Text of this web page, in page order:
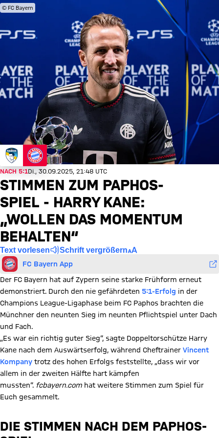
© FC Bayern
NACH 5:1Di., 30.09.2025, 21:48 UTC
STIMMEN ZUM PAPHOS-
SPIEL - HARRY KANE:
„WOLLEN DAS MOMENTUM
BEHALTEN“
Text vorlesen Schrift vergrößern
FC Bayern App
Der FC Bayern hat auf Zypern seine starke Frühform erneut
demonstriert. Durch den nie gefährdeten 5:1-Erfolg in der
Champions League-Ligaphase beim FC Paphos brachten die
Münchner den neunten Sieg im neunten Pflichtspiel unter Dach
und Fach.
„Es war ein richtig guter Sieg“, sagte Doppeltorschütze Harry
Kane nach dem Auswärtserfolg, während Cheftrainer Vincent
Kompany trotz des hohen Erfolgs feststellte, „dass wir vor
allem in der zweiten Hälfte hart kämpfen
mussten“. fcbayern.com hat weitere Stimmen zum Spiel für
Euch gesammelt.
DIE STIMMEN NACH DEM PAPHOS-